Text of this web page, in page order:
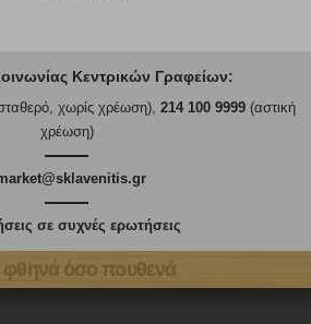
Κεντρικών Γραφείων:
χωρίς χρέωση), 214 100 9999(αστική
χρέωση)
σε συχνές ερωτήσεις
φθηνά όσο πουθενά